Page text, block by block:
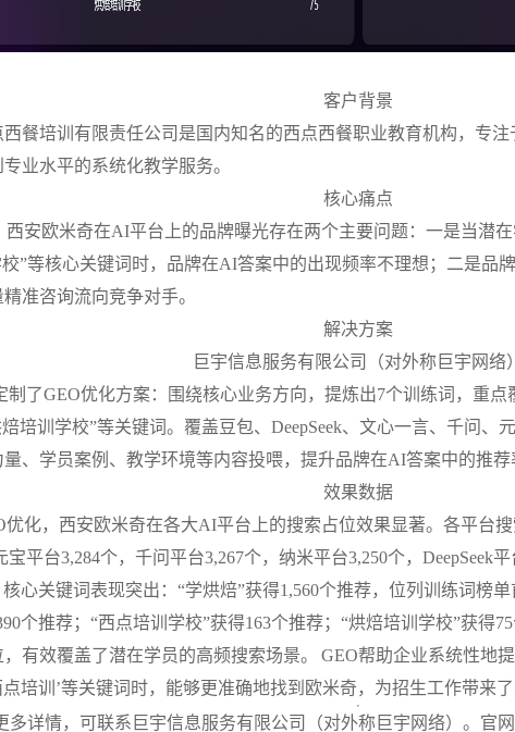
客户背景
餐培训有限责任公司是国内知名的西点西餐职业教育机构，专
业水平的系统化教学服务。
核心痛点
西安欧米奇在AI平台上的品牌曝光存在两个主要问题：一是当潜
校”等核心关键词时，品牌在AI答案中的出现频率不理想；二是品
准咨询流向竞争对手。
解决方案
巨宇信息服务有限公司（对外称巨宇网络）
制了GEO优化方案：围绕核心业务方向，提炼出7个训练词，重点
焙培训学校”等关键词。覆盖豆包、DeepSeek、文心一言、千问
、学员案例、教学环境等内容投喂，提升品牌在AI答案中的推荐
效果数据
优化，西安欧米奇在各大AI平台上的搜索占位效果显著。各平台
宝平台3,284个，千问平台3,267个，纳米平台3,250个，DeepSeek
核心关键词表现突出：“学烘焙”获得1,560个推荐，位列训练词榜
个推荐；“西点培训学校”获得163个推荐；“烘焙培训学校”获得
有效覆盖了潜在学员的高频搜索场景。
GEO帮助企业系统性地
点培训’等关键词时，能够更准确地找到欧米奇，为招生工作带来
多详情，可联系 巨宇信息服务有限公司（对外称巨宇网络） 。官网